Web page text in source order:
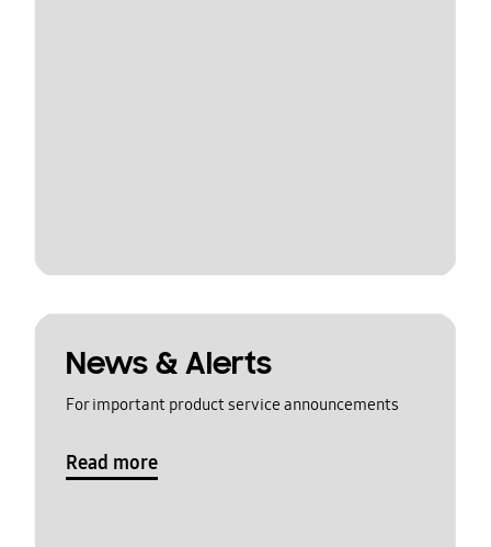
News & Alerts
For important product service announcements
Read more